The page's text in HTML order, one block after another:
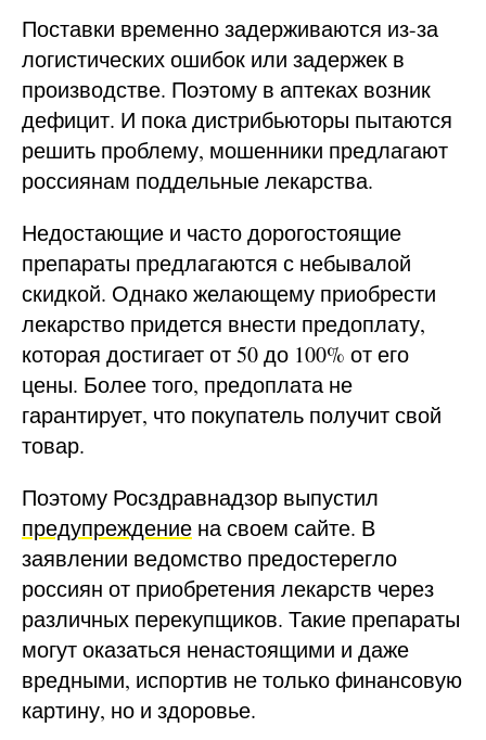
Поставки временно задерживаются из-за
логистических ошибок или задержек в
производстве. Поэтому в аптеках возник
дефицит. И пока дистрибьюторы пытаются
решить проблему, мошенники предлагают
россиянам поддельные лекарства.
Недостающие и часто дорогостоящие
препараты предлагаются с небывалой
скидкой. Однако желающему приобрести
лекарство придется внести предоплату,
которая достигает от 50 до 100% от его
цены. Более того, предоплата не
гарантирует, что покупатель получит свой
товар.
Поэтому Росздравнадзор выпустил
предупреждение на своем сайте. В
заявлении ведомство предостерегло
россиян от приобретения лекарств через
различных перекупщиков. Такие препараты
могут оказаться ненастоящими и даже
вредными, испортив не только финансовую
картину, но и здоровье.